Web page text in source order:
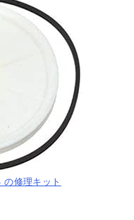
修理キット